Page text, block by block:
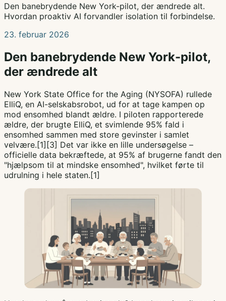
Den banebrydende New York-pilot, der ændrede alt.
Hvordan proaktiv AI forvandler isolation til forbindelse.
23. februar 2026
Den banebrydende New York-pilot,
der ændrede alt
New York State Office for the Aging (NYSOFA) rullede
ElliQ, en AI-selskabsrobot, ud for at tage kampen op
mod ensomhed blandt ældre. I piloten rapporterede
ældre, der brugte ElliQ, et svimlende 95% fald i
ensomhed sammen med store gevinster i samlet
velvære.[1][3] Det var ikke en lille undersøgelse –
officielle data bekræftede, at 95% af brugerne fandt den
"hjælpsom til at mindske ensomhed", hvilket førte til
udrulning i hele staten.[1]